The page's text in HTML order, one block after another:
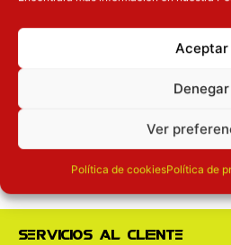
Aceptar
Denegar
Ver
Política de cookiesPolítica de
seguro
Servicios al cliente